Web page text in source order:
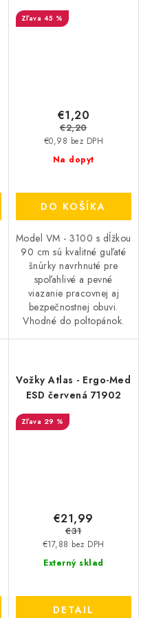
45 %
Na dopyt
€0,98 bez DPH
€1,20
€2,20
DO KOŠÍKA
Model VM - 3100 s dĺžkou
90 cm sú kvalitné guľaté
šnúrky navrhnuté pre
spoľahlivé a pevné
viazanie pracovnej aj
bezpečnostnej obuvi.
Vhodné do poltopánok.
Vožky Atlas - Ergo-Med
ESD červená 71902
29 %
Externý sklad
€17,88 bez DPH
€21,99
€31
DETAIL